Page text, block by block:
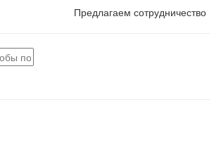
Предлагаем сотрудничество